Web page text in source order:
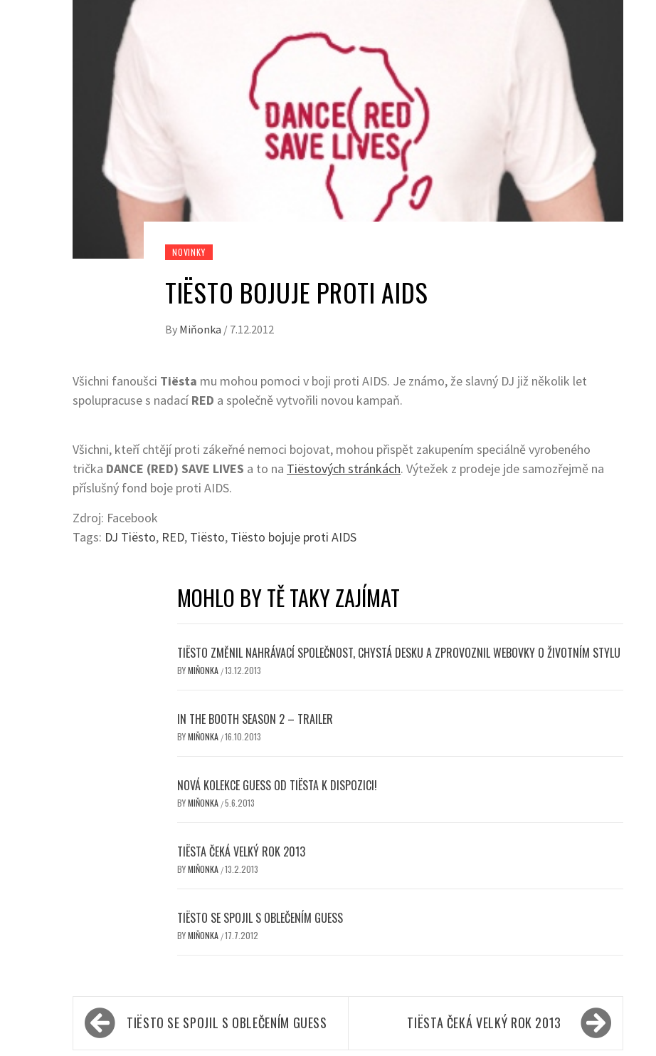
NOVINKY
TIËSTO BOJUJE PROTI AIDS
By Miňonka / 7.12.2012
Všichni fanoušci Tiësta mu mohou pomoci v boji proti AIDS. Je známo, že slavný DJ již několik let
spolupracuse s nadací RED a společně vytvořili novou kampaň.
Všichni, kteří chtějí proti zákeřné nemoci bojovat, mohou přispět zakupením speciálně vyrobeného
trička DANCE (RED) SAVE LIVES a to na Tiëstových stránkách. Výtežek z prodeje jde samozřejmě na
příslušný fond boje proti AIDS.
Zdroj: Facebook
Tags: DJ Tiësto, RED, Tiësto, Tiësto bojuje proti AIDS
MOHLO BY TĚ TAKY ZAJÍMAT
TIËSTO ZMĚNIL NAHRÁVACÍ SPOLEČNOST, CHYSTÁ DESKU A ZPROVOZNIL WEBOVKY O ŽIVOTNÍM STYLU
BYMIŇONKA /13.12.2013
IN THE BOOTH SEASON 2 – TRAILER
BYMIŇONKA /16.10.2013
NOVÁ KOLEKCE GUESS OD TIËSTA K DISPOZICI!
BYMIŇONKA /5.6.2013
TIËSTA ČEKÁ VELKÝ ROK 2013
BYMIŇONKA /13.2.2013
TIËSTO SE SPOJIL S OBLEČENÍM GUESS
BYMIŇONKA /17.7.2012
Navigace
pro TIËSTO SE SPOJIL S OBLEČENÍM GUESS TIËSTA ČEKÁ VELKÝ ROK 2013